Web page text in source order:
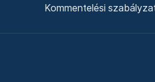
Kommentelési